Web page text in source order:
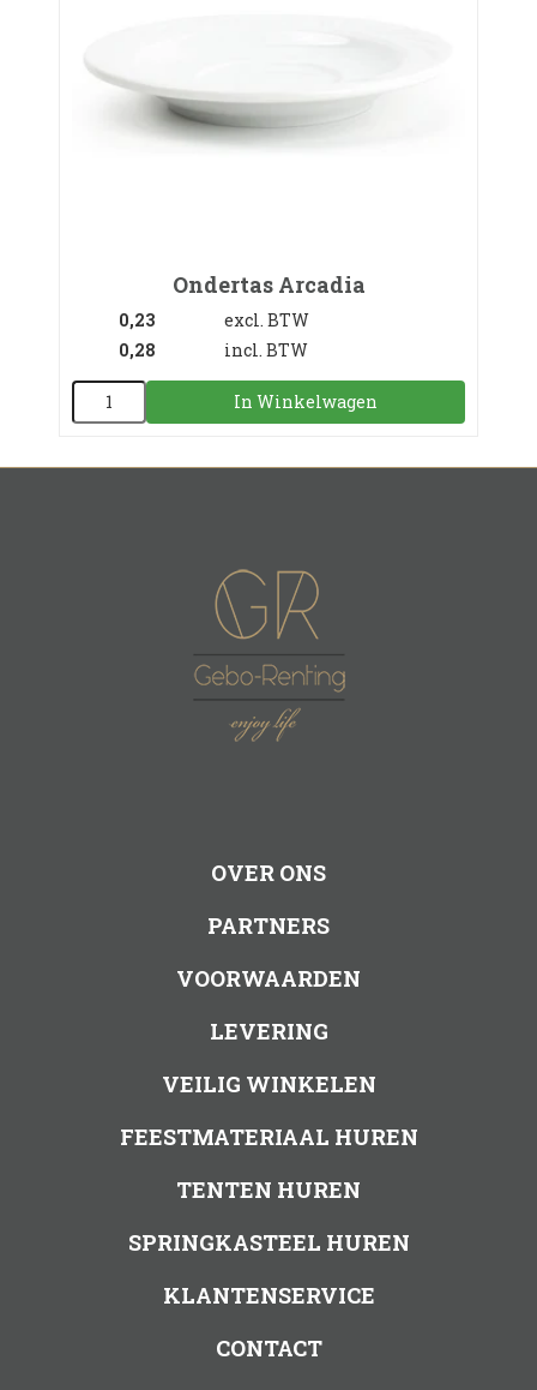
Ondertas Arcadia
0,23
excl. BTW
0,28
incl. BTW
In Winkelwagen
OVER ONS
PARTNERS
VOORWAARDEN
LEVERING
VEILIG WINKELEN
FEESTMATERIAAL HUREN
TENTEN HUREN
SPRINGKASTEEL HUREN
KLANTENSERVICE
CONTACT